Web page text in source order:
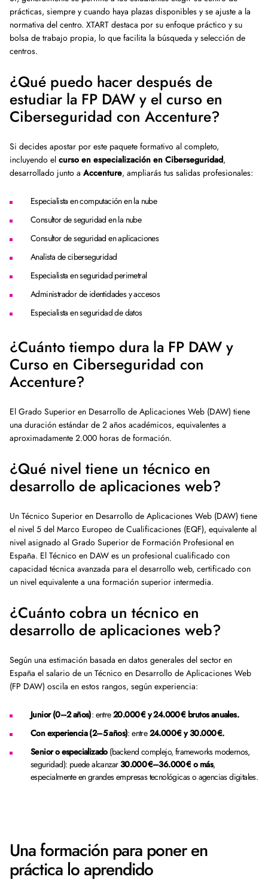
prácticas, siempre y cuando haya plazas disponibles y se ajuste a la
normativa del centro. XTART destaca por su enfoque práctico y su
bolsa de trabajo propia, lo que facilita la búsqueda y selección de
centros.
¿Qué puedo hacer después de
estudiar la FP DAW y el curso en
Ciberseguridad con Accenture?
Si decides apostar por este paquete formativo al completo,
incluyendo el curso en especialización en Ciberseguridad,
desarrollado junto a Accenture, ampliarás tus salidas profesionales:
Especialista en computación en la nube
Consultor de seguridad en la nube
Consultor de seguridad en aplicaciones
Analista de ciberseguridad
Especialista en seguridad perimetral
Administrador de identidades y accesos
Especialista en seguridad de datos
¿Cuánto tiempo dura la FP DAW y
Curso en Ciberseguridad con
Accenture?
El Grado Superior en Desarrollo de Aplicaciones Web (DAW) tiene
una duración estándar de 2 años académicos, equivalentes a
aproximadamente 2.000 horas de formación.
¿Qué nivel tiene un técnico en
desarrollo de aplicaciones web?
Un Técnico Superior en Desarrollo de Aplicaciones Web (DAW) tiene
el nivel 5 del Marco Europeo de Cualificaciones (EQF), equivalente al
nivel asignado al Grado Superior de Formación Profesional en
España. El Técnico en DAW es un profesional cualificado con
capacidad técnica avanzada para el desarrollo web, certificado con
un nivel equivalente a una formación superior intermedia.
¿Cuánto cobra un técnico en
desarrollo de aplicaciones web?
Según una estimación basada en datos generales del sector en
España el salario de un Técnico en Desarrollo de Aplicaciones Web
(FP DAW) oscila en estos rangos, según experiencia:
Junior (0–2 años): entre20.000 € y 24.000 € brutos anuales.
Con experiencia (2–5 años): entre24.000 € y 30.000 €.
Senior o especializado(backend complejo, frameworks modernos,
seguridad): puede alcanzar30.000 €–36.000 € o más,
especialmente en grandes empresas tecnológicas o agencias digitales.
Una formación para poner en
práctica lo aprendido